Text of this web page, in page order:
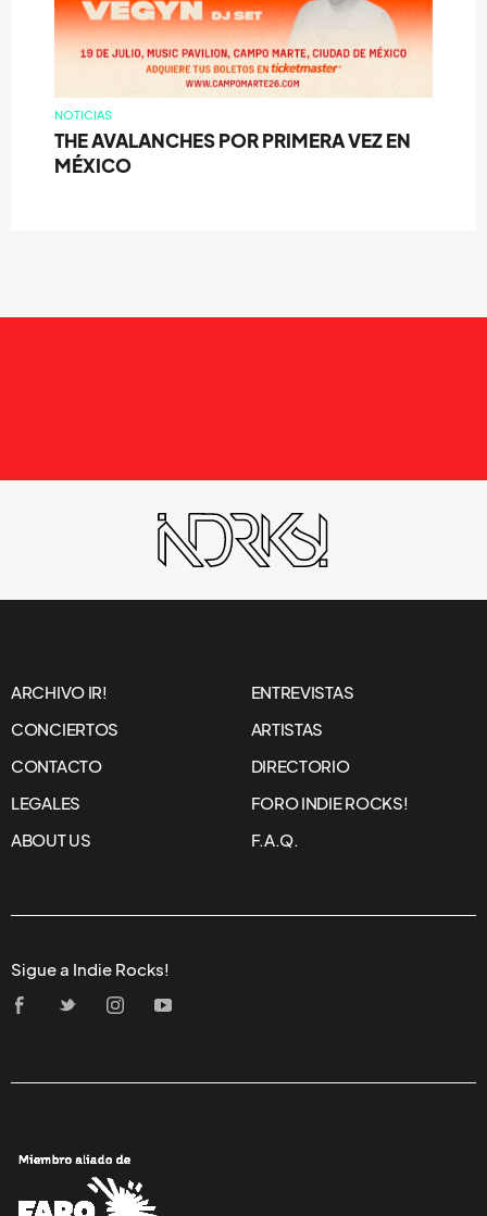
NOTICIAS
THE AVALANCHES POR PRIMERA VEZ EN
MÉXICO
NOTICIAS
WILCO ESTRENA VIDEO
PARA “TIRED OF TAKING IT
NIKTHÉ
WILCO